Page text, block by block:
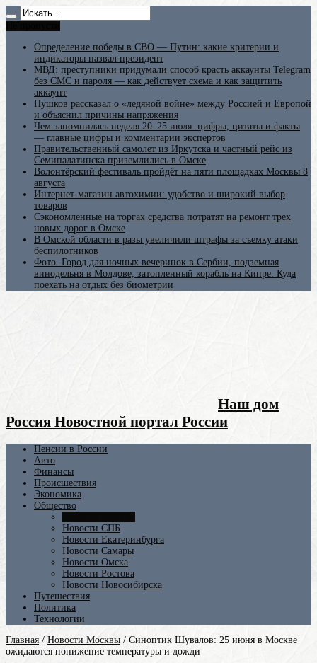
Определение победы в СВО — Путин: какие критерии и
индикаторы назвал президент
МВД: преступники придумали способ красть аккаунты Telegram
без СМС и пароля — как действует схема и как защитить
аккаунт
Пушков рассказал о «ледяной войне» между Россией и Европой
и объяснил причины напряжения
Чем запомнилась неделя 20–25 июля: цифры, цитаты и факты
— главные цифры и комментарии экспертов
Правительственный самолет из Иркутска и частный рейс из
Семипалатинска приземлились в Омске
Волонтёрский фестиваль пройдёт на пяти площадках Москвы 8
августа
Интернет-магазин автохимии: удобство и широкий выбор
товаров
Сэкономленные на торгах средства потратят на ремонт трех
новых дорог в Омске
В Омской области в разы увеличили штрафы за съемку атаки
беспилотников
Фото. Город для ночных вечеринок в Сербии, подземная
винодельня в Молдове, затопленный корабль на Кипре: Куда
поехать на отдых без биометрии
Наш дом
Россия Новостной портал России
Пенсии в России
Авто
Финансы
Происшествия
Экономика
Общество
Новости СПБ
Новости Екатеринбурга
Новости Самары
Новости Омска
Новости Ростова
Новости Новосибирска
Путешествия
Политика
Технологии
Главная / Новости Москвы / Синоптик Шувалов: 25 июня в Москве
ожидаются понижение температуры и дожди